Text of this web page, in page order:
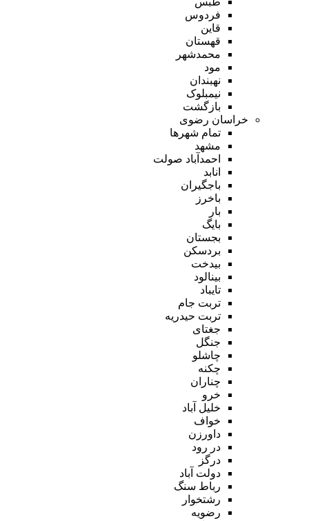
فردوس
قاین
قهستان
محمدشهر
مود
نهبندان
نیمبلوک
بازگشت
خراسان رضوی
تمام شهر‌ها
مشهد
احمدآباد صولت
انابد
باجگیران
باخرز
بار
بایگ
بجستان
بردسکن
بیدخت
بینالود
تایباد
تربت جام
تربت حیدریه
جغتای
جنگل
چاشلو
چکنه
چناران
خرو
خلیل آباد
خواف
داورزن
در رود
درگز
دولت آباد
رباط سنگ
رشتخوار
رضویه